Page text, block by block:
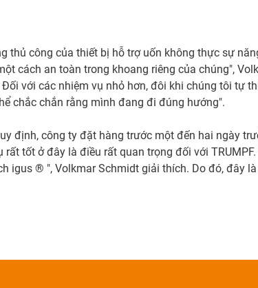
công của thiết bị hỗ trợ uốn không thực sự
cách an toàn trong khoang riêng của chúng",
với các nhiệm vụ nhỏ hơn, đôi khi chúng tôi tự
chắc chắn rằng mình đang đi đúng hướng".
định, công ty đặt hàng trước một đến hai ngày
tốt ở đây là điều rất quan trọng đối với
® ", Volkmar Schmidt giải thích. Do đó, đây